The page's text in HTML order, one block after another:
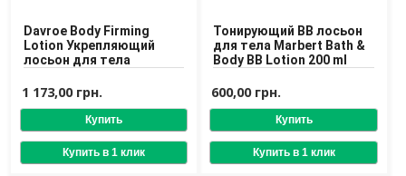
Davroe Body Firming
Lotion Укрепляющий
лосьон для тела
1 173,00 грн.
Тонирующий BB лосьон
для тела Marbert Bath &
Body BB Lotion 200 ml
600,00 грн.